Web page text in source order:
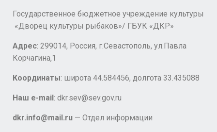
Государственное бюджетное учреждение культуры
«Дворец культуры рыбаков»/ ГБУК «ДКР»
Адрес: 299014, Россия, г.Севастополь, ул.Павла
Корчагина,1
Координаты: широта 44.584456, долгота 33.435088
Наш e-mail: dkr.sev@sev.gov.ru
dkr.info@mail.ru — Отдел информации